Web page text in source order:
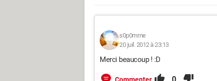
s0p0mme
20 juil. 2012 à 23:13
Merci beaucoup ! :D